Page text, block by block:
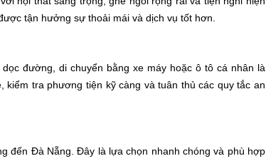
tận hưởng sự thoải mái và dịch vụ tốt hơn.
đường, di chuyển bằng xe máy hoặc ô tô cá nhân là
tra phương tiện kỹ càng và tuân thủ các quy tắc an
đến Đà Nẵng. Đây là lựa chọn nhanh chóng và phù hợp